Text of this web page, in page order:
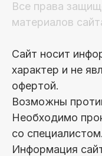
Все права
материалов
Сайт носит
характер и не
офертой.
Возможны
Необходимо
со специалистом.
Информация